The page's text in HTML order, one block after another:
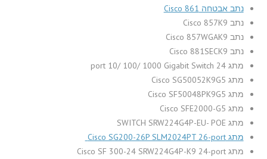
נתב אבטחה Cisco 861
נתב Cisco 857K9
נתב Cisco 857WGAK9
נתב Cisco 881SECK9
מתג 24 port 10/ 100/ 1000 Gigabit Switch
מתג Cisco SG50052K9G5
מתג Cisco SF50048PK9G5
מתג Cisco SFE2000-G5
מתג SWITCH SRW224G4P-EU- POE
מתג Cisco SG200-26P SLM2024PT 26-port
מתג Cisco SF 300-24 SRW224G4P-K9 24-port